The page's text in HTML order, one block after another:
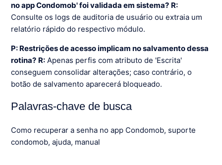
no app Condomob' foi validada em sistema? R:
Consulte os logs de auditoria de usuário ou extraia um
relatório rápido do respectivo módulo.
P: Restrições de acesso implicam no salvamento dessa
rotina? R: Apenas perfis com atributo de 'Escrita'
conseguem consolidar alterações; caso contrário, o
botão de salvamento aparecerá bloqueado.
Palavras-chave de busca
Como recuperar a senha no app Condomob, suporte
condomob, ajuda, manual